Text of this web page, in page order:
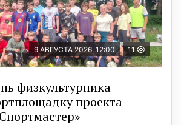
9 АВГУСТА 2026, 12:00 11
физкультурника
проекта